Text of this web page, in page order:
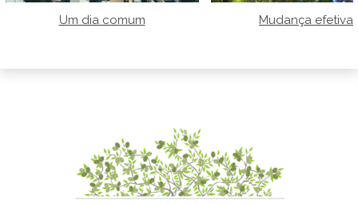
Um dia comum Mudança efetiva!